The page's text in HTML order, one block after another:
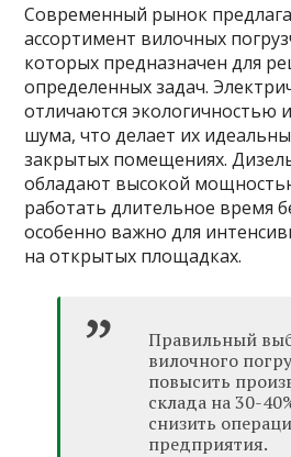
Современный рынок
ассортимент вилочных
которых предназначен для
определенных задач.
отличаются экологичностью
шума, что делает их
закрытых помещениях.
обладают высокой
работать длительное время
особенно важно для
на открытых площадках.
Правильный
вилочного
повысить
склада на 30-
снизить
предприятия.